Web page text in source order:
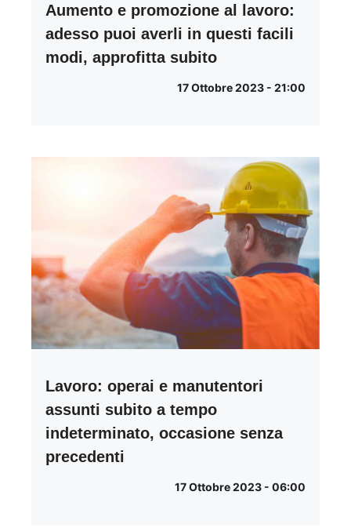
Aumento e promozione al lavoro:
adesso puoi averli in questi facili
modi, approfitta subito
17 Ottobre 2023 - 21:00
Lavoro: operai e manutentori
assunti subito a tempo
indeterminato, occasione senza
precedenti
17 Ottobre 2023 - 06:00